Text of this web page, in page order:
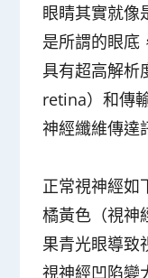
眼睛其實就像
是所謂的眼底
具有超高解析
retina）和傳
神經纖維傳達
正常視神經如
橘黃色（視神
果青光眼導致
視神經凹陷變